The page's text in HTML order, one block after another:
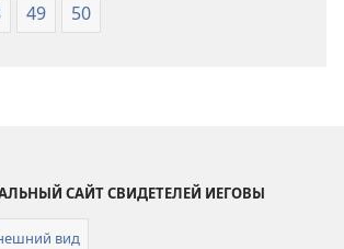
49 50
САЙТ СВИДЕТЕЛЕЙ ИЕГОВЫ
вид